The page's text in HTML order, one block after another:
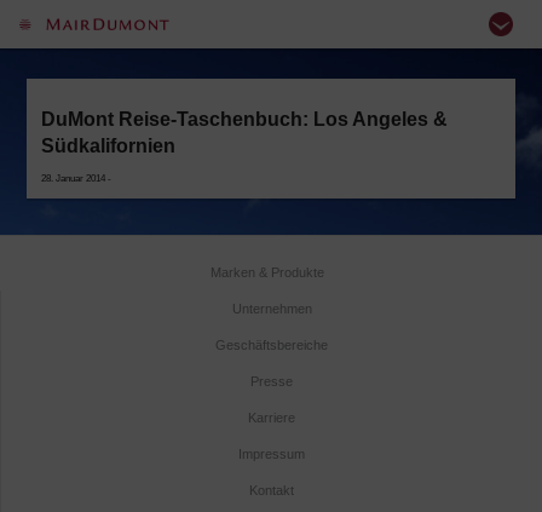
DuMont Reise-Taschenbuch: Los Angeles &
Südkalifornien
28. Januar 2014 -
Marken & Produkte
Unternehmen
Geschäftsbereiche
Presse
Karriere
Impressum
Kontakt